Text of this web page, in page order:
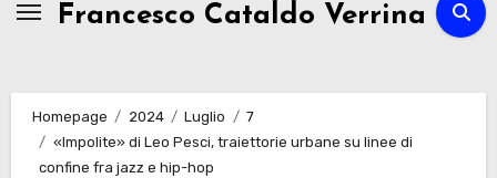
Francesco Cataldo Verrina
Homepage 2024 Luglio
7
«Impolite» di Leo Pesci, traiettorie urbane su linee di
confine fra jazz e hip-hop